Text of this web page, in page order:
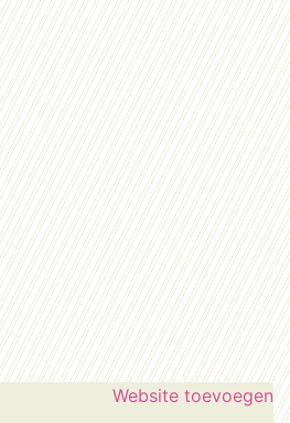
Website toevoegen